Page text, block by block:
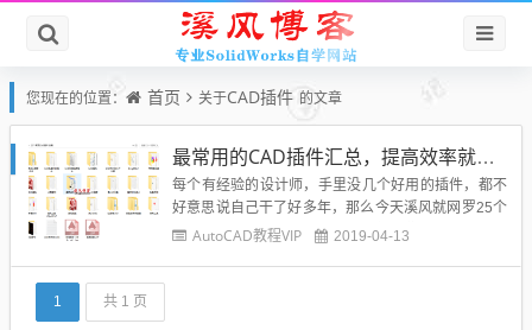
您现在的位置： 首页 关于CAD插件 的文章
最常用的CAD插件汇总，提高效率就靠它！
每个有经验的设计师，手里没几个好用的插件，都不
好意思说自己干了好多年，那么今天溪风就网罗25个
比较不错的CAD插件打包分享给博友们。下载地址在
AutoCAD教程VIP 2019-04-13
1 共 1 页